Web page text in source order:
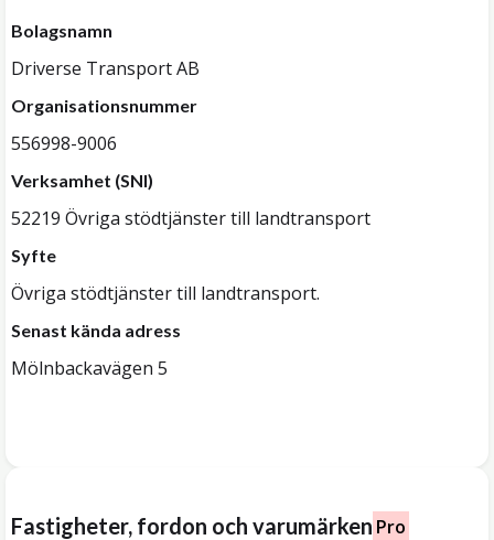
Bolagsnamn
Driverse Transport AB
Organisationsnummer
556998-9006
Verksamhet (SNI)
52219 Övriga stödtjänster till landtransport
Syfte
Övriga stödtjänster till landtransport.
Senast kända adress
Mölnbackavägen 5
Fastigheter, fordon och varumärken Pro